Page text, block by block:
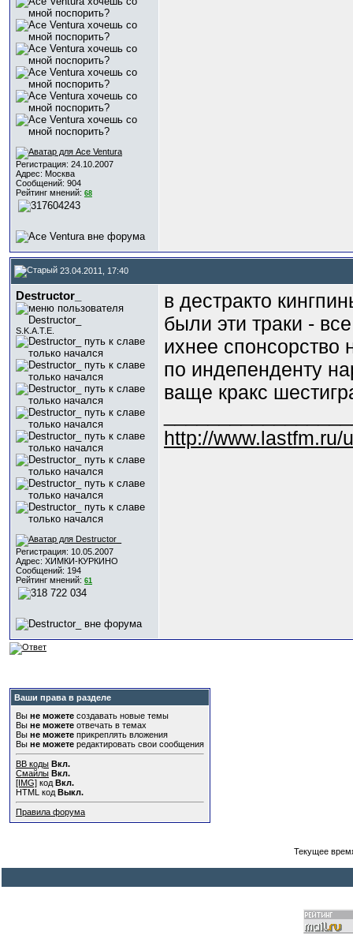
Регистрация: 24.10.2007
Адрес: Москва
Сообщений: 904
Рейтинг мнений: 68
23.04.2011, 17:40
Destructor_
S.K.A.T.E.
Регистрация: 10.05.2007
Адрес: ХИМКИ-КУРКИНО
Сообщений: 194
Рейтинг мнений: 61
в дестракто
были эти траки -
ихнее
по индепенденту
ваще кракс
http://www.lastfm.ru/
Ваши права в разделе
Вы не можете создавать новые темы
Вы не можете отвечать в темах
Вы не можете прикреплять вложения
Вы не можете редактировать свои сообщения
BB коды Вкл.
Смайлы Вкл.
[IMG] код Вкл.
HTML код Выкл.
Правила форума
Текущее